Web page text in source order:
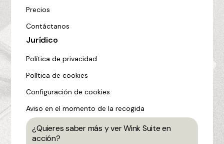
Precios
Contáctanos
Jurídico
Política de privacidad
Política de cookies
Configuración de cookies
Aviso en el momento de la recogida
¿Quieres saber más y ver Wink Suite en
acción?